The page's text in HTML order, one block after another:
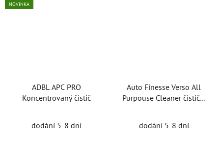
NOVINKA
ADBL APC PRO
Koncentrovaný čistič
dodání 5-8 dní
Auto Finesse Verso All
Purpouse Cleaner čistič a
dodání 5-8 dní